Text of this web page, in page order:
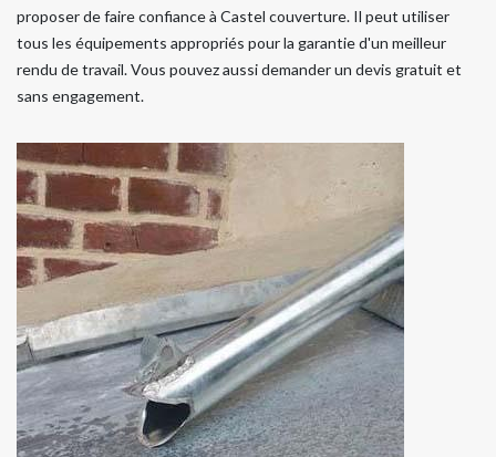
proposer de faire confiance à Castel couverture. Il peut utiliser
tous les équipements appropriés pour la garantie d'un meilleur
rendu de travail. Vous pouvez aussi demander un devis gratuit et
sans engagement.